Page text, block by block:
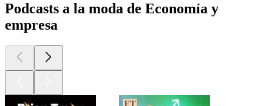
Podcasts a la moda de Economía y
empresa